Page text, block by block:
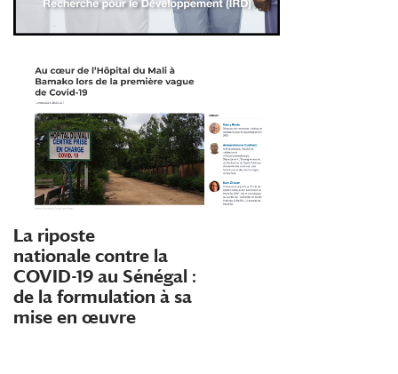
La riposte
nationale contre la
COVID-19 au Sénégal :
de la formulation à sa
mise en œuvre